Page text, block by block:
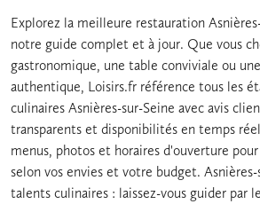
Explorez la meilleure restauration
notre guide complet et à jour. Que vous
gastronomique, une table conviviale ou
authentique, Loisirs.fr référence tous les
culinaires Asnières-sur-Seine avec avis
transparents et disponibilités en temps
menus, photos et horaires d'ouverture
selon vos envies et votre budget.
talents culinaires : laissez-vous guider par